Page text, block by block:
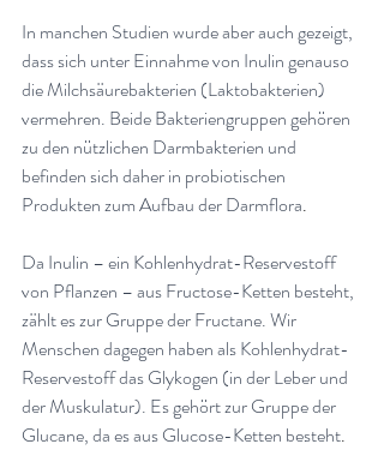
In manchen Studien wurde aber auch gezeigt,
dass sich unter Einnahme von Inulin genauso
die Milchsäurebakterien (Laktobakterien)
vermehren. Beide Bakteriengruppen gehören
zu den nützlichen Darmbakterien und
befinden sich daher in probiotischen
Produkten zum Aufbau der Darmflora.
Da Inulin – ein Kohlenhydrat-Reservestoff
von Pflanzen – aus Fructose-Ketten besteht,
zählt es zur Gruppe der Fructane. Wir
Menschen dagegen haben als Kohlenhydrat-
Reservestoff das Glykogen (in der Leber und
der Muskulatur). Es gehört zur Gruppe der
Glucane, da es aus Glucose-Ketten besteht.